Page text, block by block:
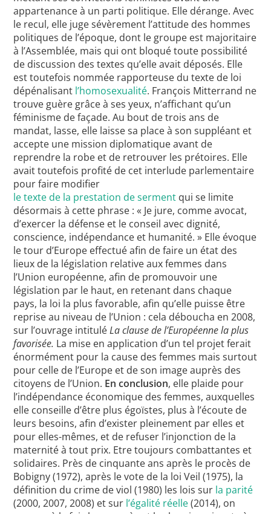
appartenance à un parti politique. Elle dérange. Avec
le recul, elle juge sévèrement l’attitude des hommes
politiques de l’époque, dont le groupe est majoritaire
à l’Assemblée, mais qui ont bloqué toute possibilité
de discussion des textes qu’elle avait déposés. Elle
est toutefois nommée rapporteuse du texte de loi
dépénalisant l’homosexualité. François Mitterrand ne
trouve guère grâce à ses yeux, n’affichant qu’un
féminisme de façade. Au bout de trois ans de
mandat, lasse, elle laisse sa place à son suppléant et
accepte une mission diplomatique avant de
reprendre la robe et de retrouver les prétoires. Elle
avait toutefois profité de cet interlude parlementaire
pour faire modifier
le texte de la prestation de serment qui se limite
désormais à cette phrase : « Je jure, comme avocat,
d’exercer la défense et le conseil avec dignité,
conscience, indépendance et humanité. » Elle évoque
le tour d’Europe effectué afin de faire un état des
lieux de la législation relative aux femmes dans
l’Union européenne, afin de promouvoir une
législation par le haut, en retenant dans chaque
pays, la loi la plus favorable, afin qu’elle puisse être
reprise au niveau de l’Union : cela déboucha en 2008,
sur l’ouvrage intituléLa clause de l’Européenne la plus
favorisée. La mise en application d’un tel projet ferait
énormément pour la cause des femmes mais surtout
pour celle de l’Europe et de son image auprès des
citoyens de l’Union. En conclusion, elle plaide pour
l’indépendance économique des femmes, auxquelles
elle conseille d’être plus égoïstes, plus à l’écoute de
leurs besoins, afin d’exister pleinement par elles et
pour elles-mêmes, et de refuser l’injonction de la
maternité à tout prix. Etre toujours combattantes et
solidaires. Près de cinquante ans après le procès de
Bobigny (1972), après le vote de la loi Veil (1975), la
définition du crime de viol (1980) les lois sur la parité
(2000, 2007, 2008) et sur l’égalité réelle(2014), on